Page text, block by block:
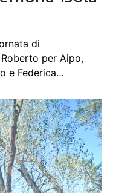
di
per Aipo,
e Federica…